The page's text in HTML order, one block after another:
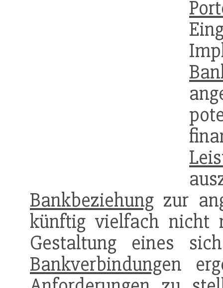
Bankbeziehung zur
künftig vielfach nicht
Gestaltung eines
Bankverbindungen